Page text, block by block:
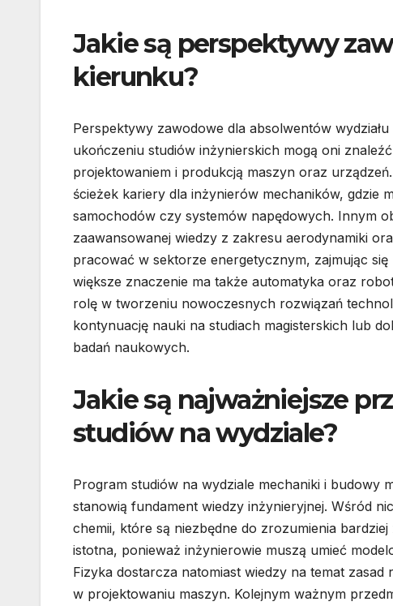
Jakie są perspektywy
kierunku?
Perspektywy zawodowe dla absolwentów
ukończeniu studiów inżynierskich mogą oni
projektowaniem i produkcją maszyn oraz
ścieżek kariery dla inżynierów mechaników, gdzie
samochodów czy systemów napędowych. Innym
zaawansowanej wiedzy z zakresu aerodynamiki
pracować w sektorze energetycznym, zajmując
większe znaczenie ma także automatyka oraz
rolę w tworzeniu nowoczesnych rozwiązań
kontynuację nauki na studiach magisterskich lub
badań naukowych.
Jakie są najważniejsze
studiów na wydziale?
Program studiów na wydziale mechaniki i budowy
stanowią fundament wiedzy inżynieryjnej. Wśród
chemii, które są niezbędne do zrozumienia
istotna, ponieważ inżynierowie muszą umieć
Fizyka dostarcza natomiast wiedzy na temat
w projektowaniu maszyn. Kolejnym ważnym